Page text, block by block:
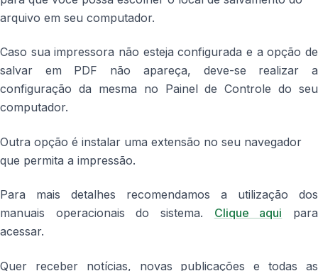
arquivo em seu computador.
Caso sua impressora não esteja configurada e a opção de
salvar em PDF não apareça, deve-se realizar a
configuração da mesma no Painel de Controle do seu
computador.
Outra opção é instalar uma extensão no seu navegador
que permita a impressão.
Para mais detalhes recomendamos a utilização dos
manuais operacionais do sistema. Clique aqui para
acessar.
Quer receber notícias, novas publicações e todas as